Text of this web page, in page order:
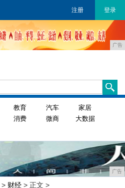
注册 登录
广告
教育 汽车
家居
消费 微商
大数据
广告
> 财经 > 正文 >